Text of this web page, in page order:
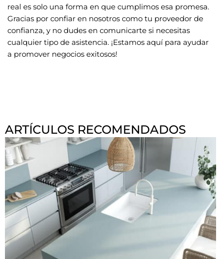
real es solo una forma en que cumplimos esa promesa.
Gracias por confiar en nosotros como tu proveedor de
confianza, y no dudes en comunicarte si necesitas
cualquier tipo de asistencia. ¡Estamos aquí para ayudar
a promover negocios exitosos!
ARTÍCULOS RECOMENDADOS